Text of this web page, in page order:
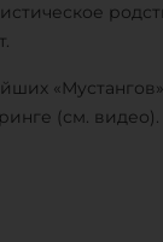
(см. видео).